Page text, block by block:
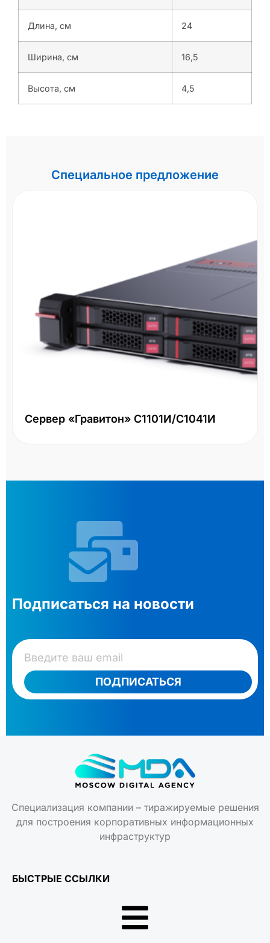
Длина, см 24
Ширина, см 16,5
Высота, см 4,5
Специальное предложение
Сервер «Гравитон» С1101И/С1041И
Подписаться на новости
ПОДПИСАТЬСЯ
Специализация компании – тиражируемые решения
для построения корпоративных информационных
инфраструктур
БЫСТРЫЕ ССЫЛКИ